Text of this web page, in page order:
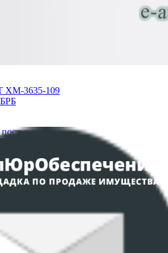
ХМ-3635-109
и проведения торгов
обработки персональных
ОБРАБОТКИ COOKIE-